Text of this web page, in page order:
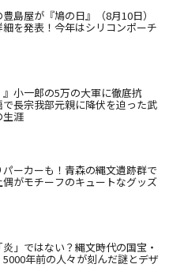
島屋が『鳩の日』（8月10日）
を発表！今年はシリコンポーチ
』小一郎の5万の大軍に徹底抗
長宗我部元親に降伏を迫った武
生涯
ーカーも！青森の縄文遺跡群で
がモチーフのキュートなグッズ
」ではない？縄文時代の国宝・
年前の人々が刻んだ謎とデザ